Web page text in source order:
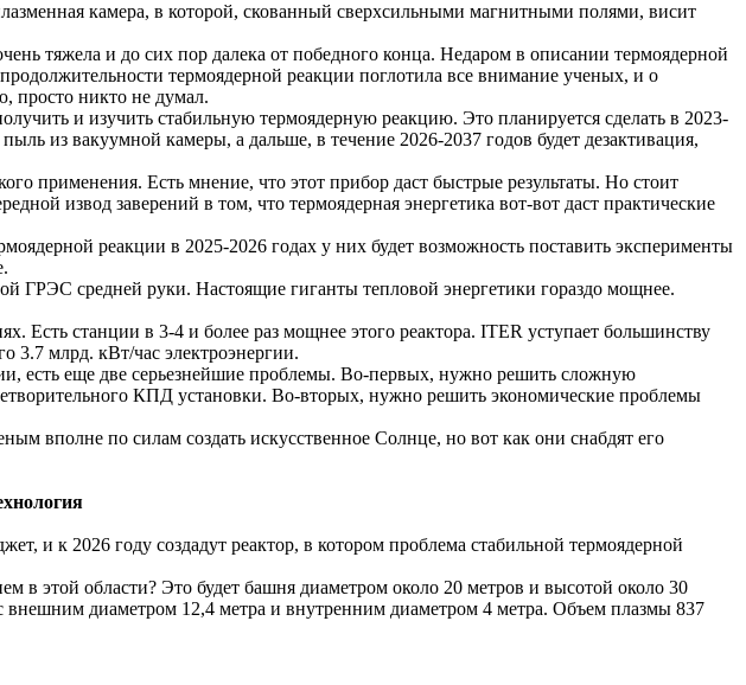
камера, в которой, скованный сверхсильными магнитными полями, висит
тяжела и до сих пор далека от победного конца. Недаром в описании термоядерной
термоядерной реакции поглотила все внимание ученых, и о
просто никто не думал.
и изучить стабильную термоядерную реакцию. Это планируется сделать в 2023-
из вакуумной камеры, а дальше, в течение 2026-2037 годов будет дезактивация,
применения. Есть мнение, что этот прибор даст быстрые результаты. Но стоит
извод заверений в том, что термоядерная энергетика вот-вот даст практические
реакции в 2025-2026 годах у них будет возможность поставить эксперименты
ГРЭС средней руки. Настоящие гиганты тепловой энергетики гораздо мощнее.
Есть станции в 3-4 и более раз мощнее этого реактора. ITER уступает большинству
3.7 млрд. кВт/час электроэнергии.
есть еще две серьезнейшие проблемы. Во-первых, нужно решить сложную
КПД установки. Во-вторых, нужно решить экономические проблемы
вполне по силам создать искусственное Солнце, но вот как они снабдят его
и к 2026 году создадут реактор, в котором проблема стабильной термоядерной
в этой области? Это будет башня диаметром около 20 метров и высотой около30
внешним диаметром 12,4 метра и внутренним диаметром 4 метра. Объем плазмы 837